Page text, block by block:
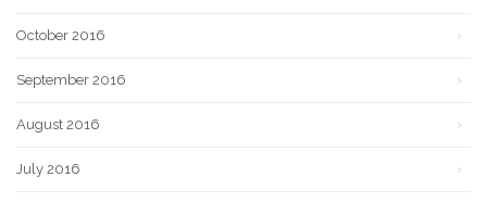
October 2016
September 2016
August 2016
July 2016